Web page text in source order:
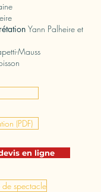
Yann Palheire et
Mauss
(PDF)
en ligne
de spectacle